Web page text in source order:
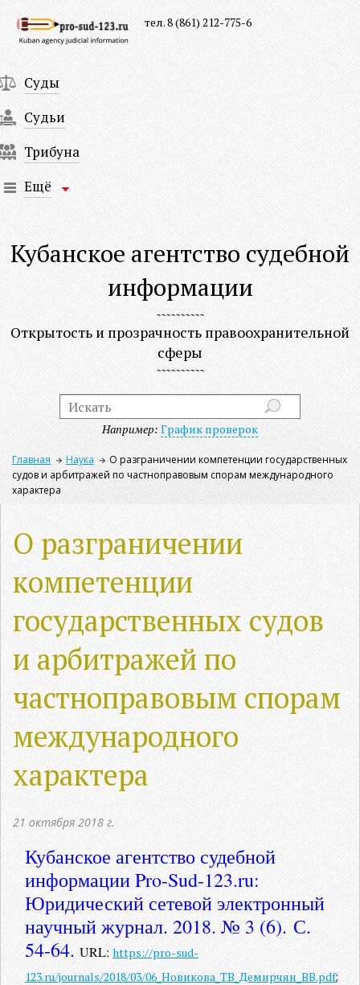
Суды
Судьи
Трибуна
Ещё
тел. 8 (861) 212-775-6
Кубанское агентство судебной
информации
Открытость и прозрачность правоохранительной
сферы
Например: График проверок
Главная Наука
О разграничении компетенции государственных
судов и арбитражей по частноправовым спорам международного
характера
О разграничении
компетенции
государственных судов
и арбитражей по
частноправовым спорам
международного
характера
21 октября 2018 г.
Кубанское агентство судебной
информации Pro-Sud-123.ru:
Юридический сетевой электронный
научный журнал. 2018. № 3 (6). С.
54-64. URL: https://pro-sud-
123.ru/journals/2018/03/06_Новикова_ТВ_Демирчян_ВВ.pdf;